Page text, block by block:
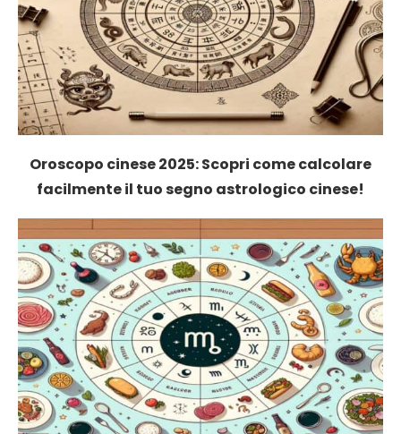
Oroscopo cinese 2025: Scopri come calcolare
facilmente il tuo segno astrologico cinese!